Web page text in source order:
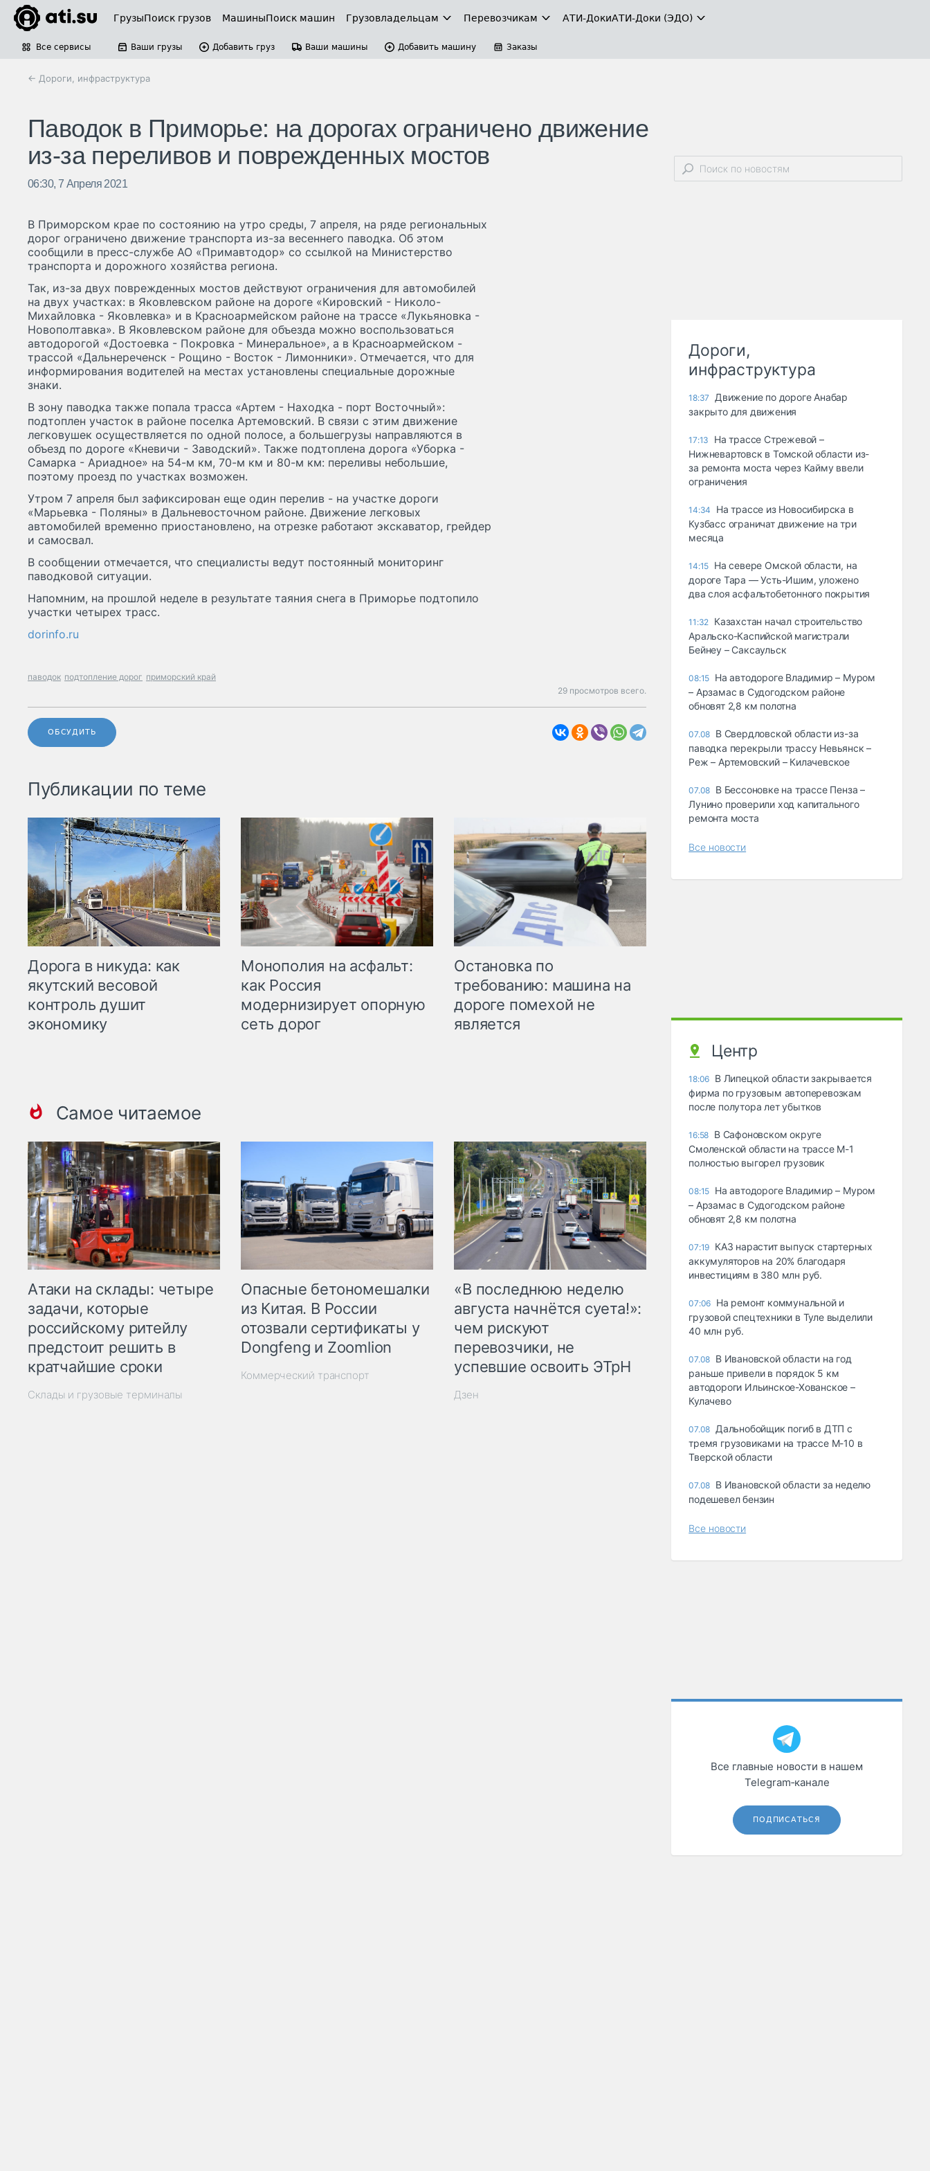
ГрузыПоиск грузов МашиныПоиск машин Грузовладельцам Перевозчикам АТИ-ДокиАТИ-Доки (ЭДО)
Все сервисы Ваши грузы Добавить груз Ваши машины Добавить машину Заказы
← Дороги, инфраструктура
Паводок в Приморье: на дорогах ограничено движение
из-за переливов и поврежденных мостов
06:30, 7 Апреля 2021
В Приморском крае по состоянию на утро среды, 7 апреля, на ряде региональных
дорог ограничено движение транспорта из-за весеннего паводка. Об этом
сообщили в пресс-службе АО «Примавтодор» со ссылкой на Министерство
транспорта и дорожного хозяйства региона.
Так, из-за двух поврежденных мостов действуют ограничения для автомобилей
на двух участках: в Яковлевском районе на дороге «Кировский - Николо-
Михайловка - Яковлевка» и в Красноармейском районе на трассе «Лукьяновка -
Новополтавка». В Яковлевском районе для объезда можно воспользоваться
автодорогой «Достоевка - Покровка - Минеральное», а в Красноармейском -
трассой «Дальнереченск - Рощино - Восток - Лимонники». Отмечается, что для
информирования водителей на местах установлены специальные дорожные
знаки.
В зону паводка также попала трасса «Артем - Находка - порт Восточный»:
подтоплен участок в районе поселка Артемовский. В связи с этим движение
легковушек осуществляется по одной полосе, а большегрузы направляются в
объезд по дороге «Кневичи - Заводский». Также подтоплена дорога «Уборка -
Самарка - Ариадное» на 54-м км, 70-м км и 80-м км: переливы небольшие,
поэтому проезд по участках возможен.
Утром 7 апреля был зафиксирован еще один перелив - на участке дороги
«Марьевка - Поляны» в Дальневосточном районе. Движение легковых
автомобилей временно приостановлено, на отрезке работают экскаватор, грейдер
и самосвал.
В сообщении отмечается, что специалисты ведут постоянный мониторинг
паводковой ситуации.
Напомним, на прошлой неделе в результате таяния снега в Приморье подтопило
участки четырех трасс.
dorinfo.ru
паводок подтопление дорог приморский край
29 просмотров всего.
ОБСУДИТЬ
Публикации по теме
Дорога в никуда: как
якутский весовой
контроль душит
экономику
Монополия на асфальт:
как Россия
модернизирует опорную
сеть дорог
Остановка по
требованию: машина на
дороге помехой не
является
Самое читаемое
Атаки на склады: четыре
задачи, которые
российскому ритейлу
предстоит решить в
кратчайшие сроки
Склады и грузовые терминалы
Опасные бетономешалки
из Китая. В России
отозвали сертификаты у
Dongfeng и Zoomlion
Коммерческий транспорт
«В последнюю неделю
августа начнётся суета!»:
чем рискуют
перевозчики, не
успевшие освоить ЭТрН
Дзен
Дороги,
инфраструктура
18:37
Движение по дороге Анабар
закрыто для движения
17:13
На трассе Стрежевой –
Нижневартовск в Томской области из-
за ремонта моста через Кайму ввели
ограничения
14:34
На трассе из Новосибирска в
Кузбасс ограничат движение на три
месяца
14:15 На севере Омской области, на
дороге Тара — Усть-Ишим, уложено
два слоя асфальтобетонного покрытия
11:32 Казахстан начал строительство
Аральско-Каспийской магистрали
Бейнеу – Саксаульск
08:15 На автодороге Владимир – Муром
– Арзамас в Судогодском районе
обновят 2,8 км полотна
07.08 В Свердловской области из-за
паводка перекрыли трассу Невьянск –
Реж – Артемовский – Килачевское
07.08 В Бессоновке на трассе Пенза –
Лунино проверили ход капитального
ремонта моста
Все новости
Центр
18:06 В Липецкой области закрывается
фирма по грузовым автоперевозкам
после полутора лет убытков
16:58 В Сафоновском округе
Смоленской области на трассе М-1
полностью выгорел грузовик
08:15 На автодороге Владимир – Муром
– Арзамас в Судогодском районе
обновят 2,8 км полотна
07:19 КАЗ нарастит выпуск стартерных
аккумуляторов на 20% благодаря
инвестициям в 380 млн руб.
07:06 На ремонт коммунальной и
грузовой спецтехники в Туле выделили
40 млн руб.
07.08 В Ивановской области на год
раньше привели в порядок 5 км
автодороги Ильинское-Хованское –
Кулачево
07.08 Дальнобойщик погиб в ДТП с
тремя грузовиками на трассе М-10 в
Тверской области
07.08 В Ивановской области за неделю
подешевел бензин
Все новости
Все главные новости в нашем
Telegram‑канале
ПОДПИСАТЬСЯ